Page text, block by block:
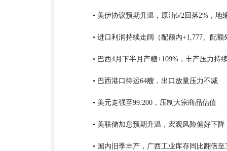
• 美伊协议预期升温，原油6/2回落2%，地
• 进口利润持续走阔（配额内+1,777、配
• 巴西4月下半月产糖+109%，丰产压力持
• 巴西港口待运64艘，出口放量压力不减
• 美元走强至99.200，压制大宗商品估值
• 美联储加息预期升温，宏观风险偏好下降
• 国内旧季丰产，广西工业库存同比翻倍至